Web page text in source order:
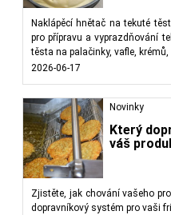
Naklápěcí hnětač na tekuté
pro přípravu a vyprazdňování
těsta na palačinky, vafle,
2026-06-17
Novinky
Který
váš
Zjistěte, jak chování vašeho
dopravníkový systém pro vaši